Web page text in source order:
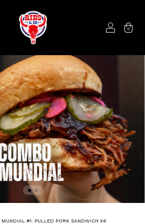
0
MUNDIAL #1: PULLED PORK SANDWICH X6